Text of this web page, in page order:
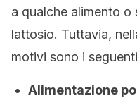
a qualche alimento
lattosio. Tuttavia,
motivi sono i
Alimentazione